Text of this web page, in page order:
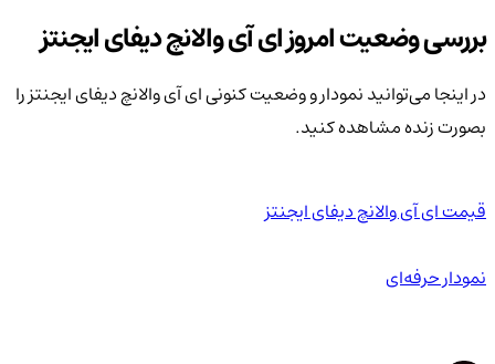
بررسی وضعیت امروز ای آی والانچ دیفای ایجنتز
در اینجا می‌توانید نمودار و وضعیت کنونی ای آی والانچ دیفای ایجنتز را
بصورت زنده مشاهده کنید.
قیمت ای آی والانچ دیفای ایجنتز
نمودار حرفه‌ای